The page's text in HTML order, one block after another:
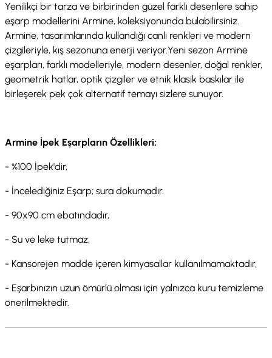
Yenilikçi bir tarza ve birbirinden güzel farklı desenlere sahip
eşarp modellerini Armine, koleksiyonunda bulabilirsiniz.
Armine, tasarımlarında kullandığı canlı renkleri ve modern
çizgileriyle, kış sezonuna enerji veriyor.Yeni sezon Armine
eşarpları, farklı modelleriyle, modern desenler, doğal renkler,
geometrik hatlar, optik çizgiler ve etnik klasik baskılar ile
birleşerek pek çok alternatif temayı sizlere sunuyor.
Armine İpek Eşarpların Özellikleri;
- %100 İpek'dir,
- İncelediğiniz Eşarp; sura dokumadır.
- 90x90 cm ebatındadır,
- Su ve leke tutmaz,
- Kansorejen madde içeren kimyasallar kullanılmamaktadır,
- Eşarbınızın uzun ömürlü olması için yalnızca kuru temizleme
önerilmektedir.